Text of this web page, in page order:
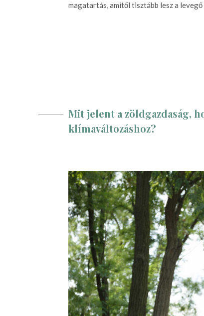
magatartás, amitől tisztább lesz a levegő
Mit jelent a zöldgazdaság,
klímaváltozáshoz?